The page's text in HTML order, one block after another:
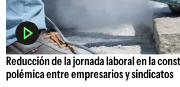
Reducción de la jornada laboral en la
polémica entre empresarios y sindicatos